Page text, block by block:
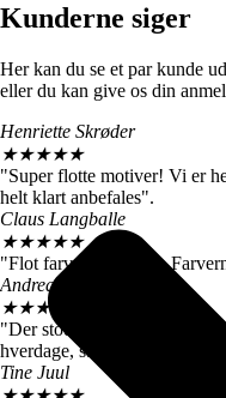
Kunderne siger
Her kan du se et par kunde
eller du kan give os din
Henriette Skrøder
★★★★★
"Super flotte motiver! Vi er
helt klart anbefales".
Claus Langballe
★★★★★
"Flot farvegengivelse.
Andreas W. Nielsen
★★★
"Der stod 4-6 hverdage ved
hverdage, så vi er meget
Tine Juul